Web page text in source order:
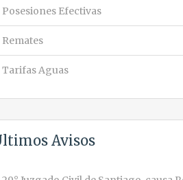
Posesiones Efectivas
Remates
Tarifas Aguas
Avisos